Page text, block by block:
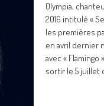
Olympia,
2016 intitulé «
les premières
en avril dernier
avec «
sortir le 5 juillet